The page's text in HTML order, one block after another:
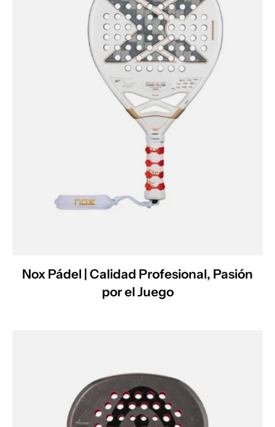
Nox Pádel | Calidad Profesional, Pasión
por el Juego